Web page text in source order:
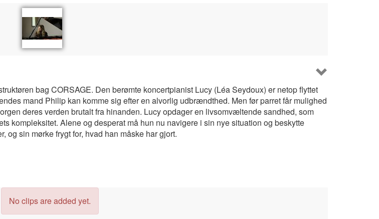
bag CORSAGE. Den berømte koncertpianist Lucy (Léa Seydoux) er netop flyttet
mand Philip kan komme sig efter en alvorlig udbrændthed. Men før parret får mulighed
deres verden brutalt fra hinanden. Lucy opdager en livsomvæltende sandhed, som
kompleksitet. Alene og desperat må hun nu navigere i sin nye situation og beskytte
og sin mørke frygt for, hvad han måske har gjort.
No clips are added yet.